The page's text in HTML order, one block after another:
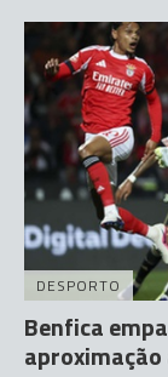
DESPORTO
Benfica